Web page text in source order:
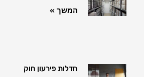
המשך »
חדלות פירעון חוק